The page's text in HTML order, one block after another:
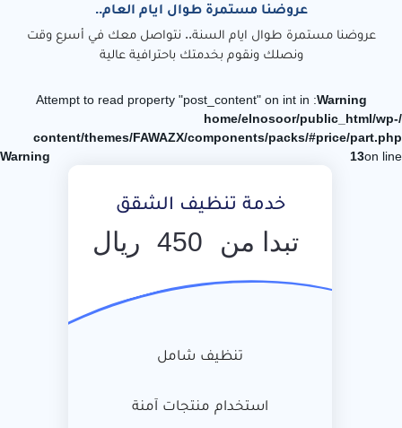
عروضنا مستمرة طوال ايام العام..
عروضنا مستمرة طوال ايام السنة.. نتواصل معك في أسرع وقت
ونصلك ونقوم بخدمتك باحترافية عالية
Warning
: Attempt to read property "post_content" on int in
/home/elnosoor/public_html/wp-
content/themes/FAWAZX/components/packs/#price/part.php
on line
13
خدمة تنظيف الشقق
تبدا من 450 ريال
تنظيف شامل
استخدام منتجات آمنة
Warning